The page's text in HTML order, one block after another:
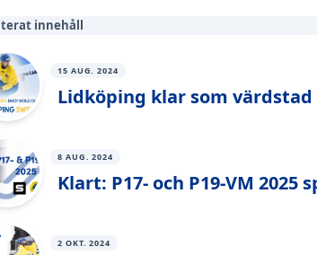
innehåll
15 AUG. 2024
Lidköping klar som värdstad
8 AUG. 2024
Klart: P17- och P19-VM 2025
2 OKT. 2024